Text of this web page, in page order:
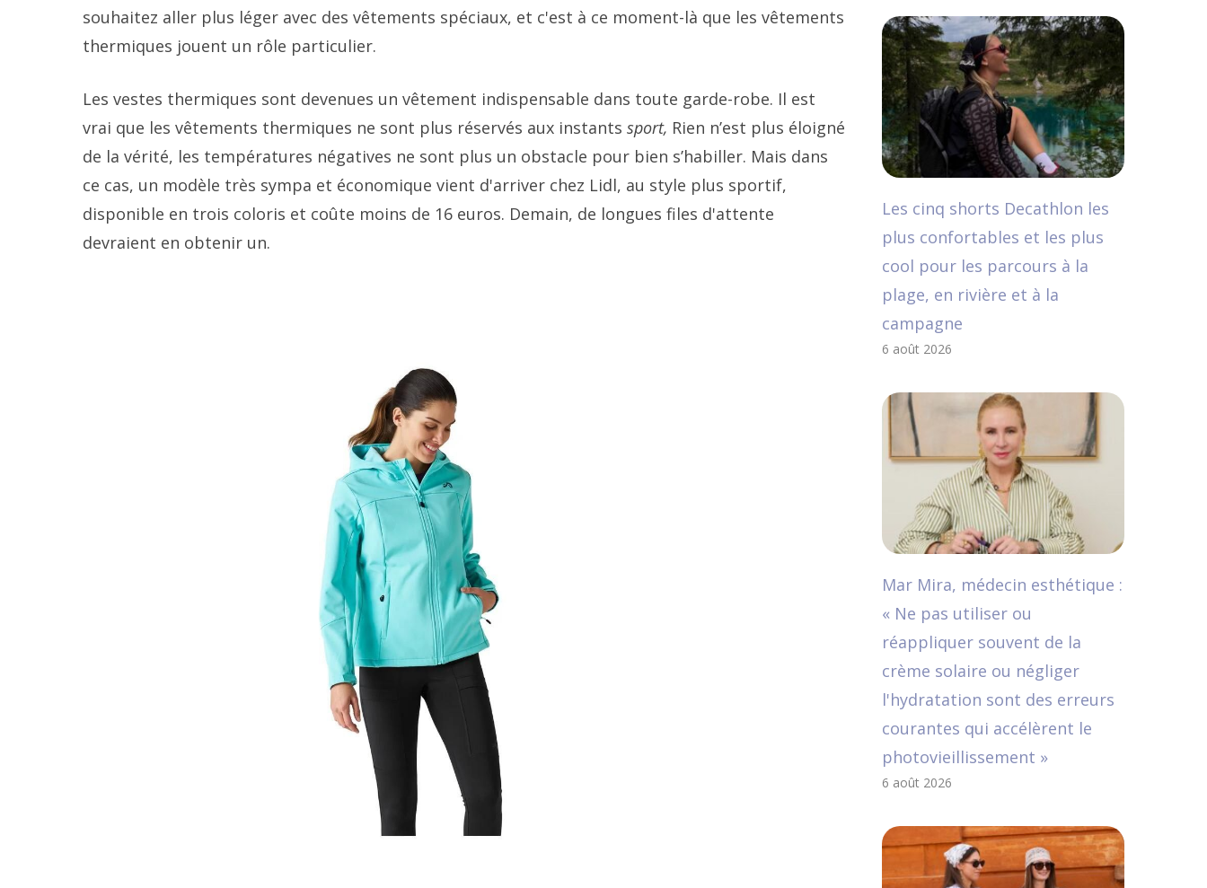
souhaitez aller plus léger avec des vêtements spéciaux, et c'est à ce moment-là que les vêtements
thermiques jouent un rôle particulier.
Les vestes thermiques sont devenues un vêtement indispensable dans toute garde-robe. Il est
vrai que les vêtements thermiques ne sont plus réservés aux instants sport, Rien n’est plus éloigné
de la vérité, les températures négatives ne sont plus un obstacle pour bien s’habiller. Mais dans
ce cas, un modèle très sympa et économique vient d'arriver chez Lidl, au style plus sportif,
disponible en trois coloris et coûte moins de 16 euros. Demain, de longues files d'attente
devraient en obtenir un.
Les cinq shorts Decathlon les
plus confortables et les plus
cool pour les parcours à la
plage, en rivière et à la
campagne
6 août 2026
Mar Mira, médecin esthétique :
« Ne pas utiliser ou
réappliquer souvent de la
crème solaire ou négliger
l'hydratation sont des erreurs
courantes qui accélèrent le
photovieillissement »
6 août 2026